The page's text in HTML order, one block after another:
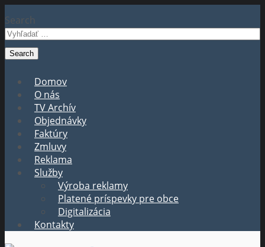
Search
Domov
O nás
TV Archív
Objednávky
Faktúry
Zmluvy
Reklama
Služby
Výroba reklamy
Platené príspevky pre obce
Digitalizácia
Kontakty